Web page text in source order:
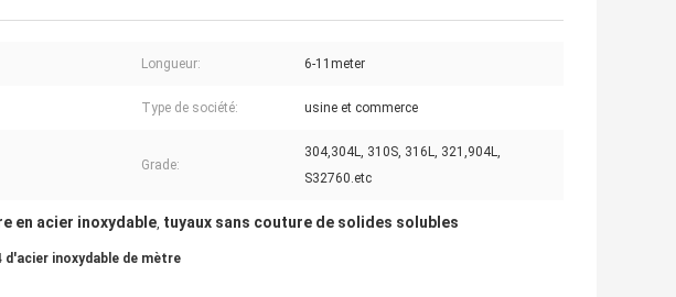
Longueur: 6-11meter
Type de société: usine et commerce
Grade:
304,304L, 310S, 316L, 321,904L,
S32760.etc
en acier inoxydable, tuyaux sans couture de solides solubles
d'acier inoxydable de mètre